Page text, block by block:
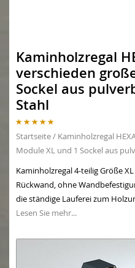
Kaminholzregal
verschieden
Sockel aus
Stahl
Startseite/ Kaminholzregal
Module XL und 1 Sockel aus
Kaminholzregal 4-teilig Größe
Rückwand, ohne
die ständige Lauferei zum
Lesen Sie mehr...